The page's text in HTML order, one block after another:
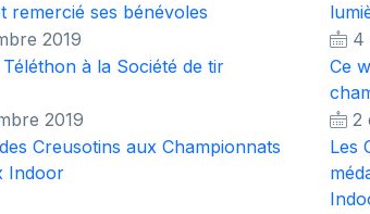
remercié ses bénévoles
2019
à la Société de tir
4
Ce
2019
Creusotins aux Championnats
Indoor
2
Les